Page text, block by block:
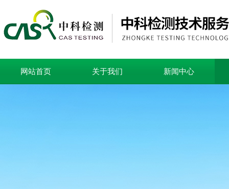
网站首页 关于我们 新闻中心